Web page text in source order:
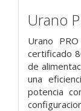
Urano
Urano
certificado
de
una
potencia